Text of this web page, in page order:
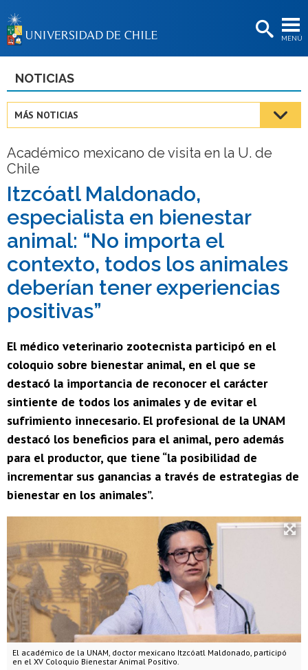
MENÚ
BIBLIOTECAS
Estudiantes
Académicas/os
Funcionarias/os
Egresadas/os
NOTICIAS
MÁS NOTICIAS
Académico mexicano de visita en la U. de
Chile
Itzcóatl Maldonado,
especialista en bienestar
animal: “No importa el
contexto, todos los animales
deberían tener experiencias
positivas”
El médico veterinario zootecnista participó en el
coloquio sobre bienestar animal, en el que se
destacó la importancia de reconocer el carácter
sintiente de todos los animales y de evitar el
sufrimiento innecesario. El profesional de la UNAM
destacó los beneficios para el animal, pero además
para el productor, que tiene “la posibilidad de
incrementar sus ganancias a través de estrategias de
bienestar en los animales”.
El académico de la UNAM, doctor mexicano Itzcóatl Maldonado, participó
en el XV Coloquio Bienestar Animal Positivo.